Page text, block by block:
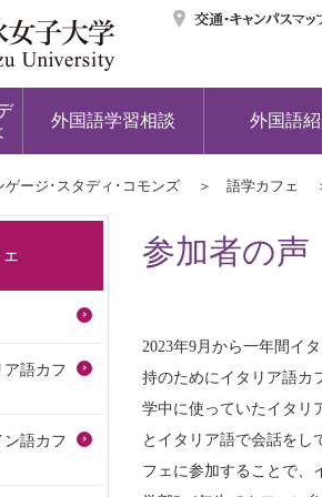
外国語学習相談 外国語
ージ･スタディ･コモンズ 語学カフェ
参加者の声
2023年9月から一年間イ
持のためにイタリア語カ
学中に使っていたイタリ
とイタリア語で会話をし
フェに参加することで、
語カフ
語カフ